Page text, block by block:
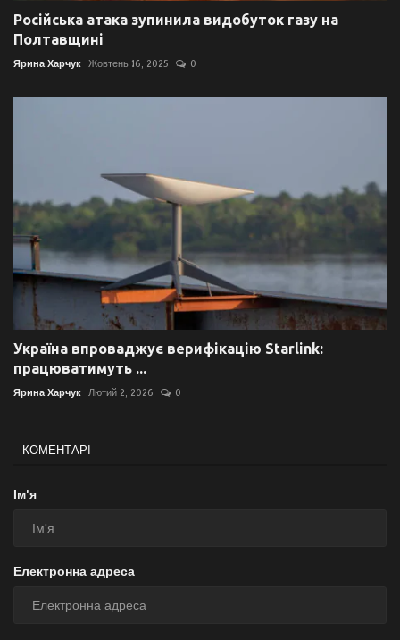
Російська атака зупинила видобуток газу на
Полтавщині
Ярина Харчук Жовтень 16, 2025 0
Україна впроваджує верифікацію Starlink:
працюватимуть ...
Ярина Харчук Лютий 2, 2026 0
КОМЕНТАРІ
Ім'я
Електронна адреса